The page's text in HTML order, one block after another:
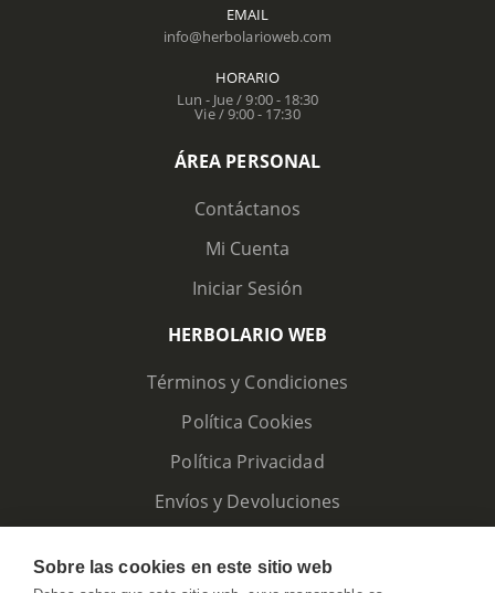
EMAIL
info@herbolarioweb.com
HORARIO
Lun - Jue / 9:00 - 18:30
Vie / 9:00 - 17:30
ÁREA PERSONAL
Contáctanos
Mi Cuenta
Iniciar Sesión
HERBOLARIO WEB
Términos y Condiciones
Política Cookies
Política Privacidad
Envíos y Devoluciones
Sobre las cookies en este sitio web